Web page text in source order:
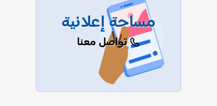
مساحة إعلانية
تواصل معنا